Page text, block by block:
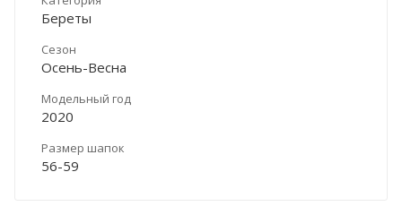
Береты
Сезон
Осень-Весна
Модельный год
2020
Размер шапок
56-59